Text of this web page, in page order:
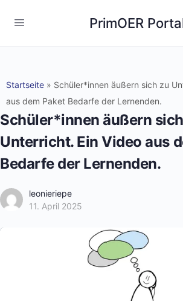
PrimOER
Startseite » Schüler*innen äußern sich zu
aus dem Paket Bedarfe der Lernenden.
Schüler*innen äußern
Unterricht. Ein Video aus
Bedarfe der Lernenden.
leonieriepe
11. April 2025